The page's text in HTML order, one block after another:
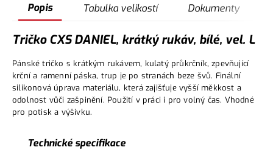
Popis Tabulka velikostí Dokumenty
Tričko CXS DANIEL, krátký rukáv, bílé, vel. L
Pánské tričko s krátkým rukávem, kulatý průkrčník, zpevňující
krční a ramenní páska, trup je po stranách beze švů. Finální
silikonová úprava materiálu, která zajišťuje vyšší měkkost a
odolnost vůči zašpinění. Použití v práci i pro volný čas. Vhodné
pro potisk a výšivku.
Technické specifikace